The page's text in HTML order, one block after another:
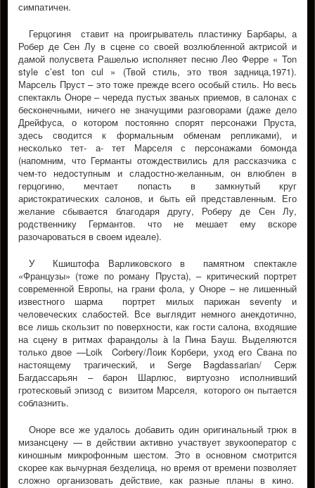
симпатичен.
Герцогиня ставит на проигрыватель пластинку Барбары, а
Робер де Сен Лу в сцене со своей возлюбленной актрисой и
дамой полусвета Рашелью исполняет песню Леo Ферре « Ton
style c’est ton cul » (Твой стиль, это твоя задница,1971).
Марсель Пруст – это тоже прежде всего особый стиль. Но весь
спектакль Оноре – череда пустых званых приемов, в салонах с
бесконечными, ничего не значущими разговорами (даже дело
Дрейфуса, о котором постоянно спорят персонажи Пруста,
здесь сводится к формальным обменам репликами), и
несколько тет- а- тет Марселя с персонажами бомонда
(напомним, что Германты отождествились для рассказчика с
чем-то недоступным и сладостно-желанным, он влюблен в
герцогиню, мечтает попасть в замкнутый круг
аристократических салонов, и быть ей представленным. Его
желание сбывается благодаря другу, Роберу де Сен Лу,
родственнику Германтов. что не мешает ему вскоре
разочароваться в своем идеале).
У Кшиштофа Варликовского в памятном спектакле
«Французы» (тоже по роману Пруста), – критический портрет
современной Европы, на грани фола, у Оноре – не лишенный
известного шарма портрет милых парижан seventy и
человеческих слабостей. Все выглядит немного анекдотично,
все лишь скользит по поверхности, как гости салона, входяшие
на сцену в ритмах фарандолы à la Пинa Бауш. Выделяются
только двое —Loik Corbery/Лоик Кoрбери, уход его Свана по
настоящему трагический, и Serge Bagdassarian/ Серж
Багдассарьян – барон Шарлюс, виртуозно исполнивший
гротесковый эпизод с визитом Марселя, которого он пытается
соблазнить.
Оноре все же удалось добавить один оригинальный трюк в
мизансцену — в действии активно участвует звукооператор с
киношным микрофонным шестом. Это в основном смотрится
скорее как вычурная безделица, но время от времени позволяет
сложно организовать действие, как разные планы в кино.